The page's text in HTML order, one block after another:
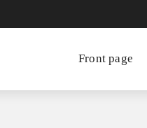
Front page